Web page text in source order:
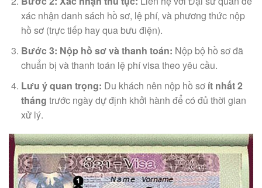
xác nhận danh sách hồ sơ, lệ phí, và phương thức nộp
hồ sơ (trực tiếp hay qua bưu điện).
Bước 3: Nộp hồ sơ và thanh toán: Nộp bộ hồ sơ đã
chuẩn bị và thanh toán lệ phí visa theo yêu cầu.
Lưu ý quan trọng: Du khách nên nộp hồ sơ ít nhất 2
tháng trước ngày dự định khởi hành để có đủ thời gian
xử lý.